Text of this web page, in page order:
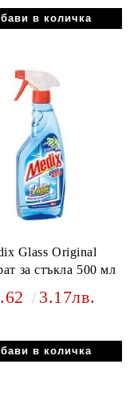
Glass Original
за стъкла 500 мл
3.17лв.